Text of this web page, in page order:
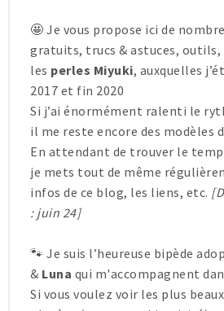
🤩 Je vous propose ici de
gratuits, trucs & astuces, outils,
les perles Miyuki, auxquelles
2017 et fin 2020
Si j’ai énormément ralenti le
il me reste encore des modèles
En attendant de trouver le
je mets tout de même
infos de ce blog, les liens, etc.
: juin 24]
🐾 Je suis l’heureuse bipède
& Luna qui m'accompagnent
Si vous voulez voir les plus